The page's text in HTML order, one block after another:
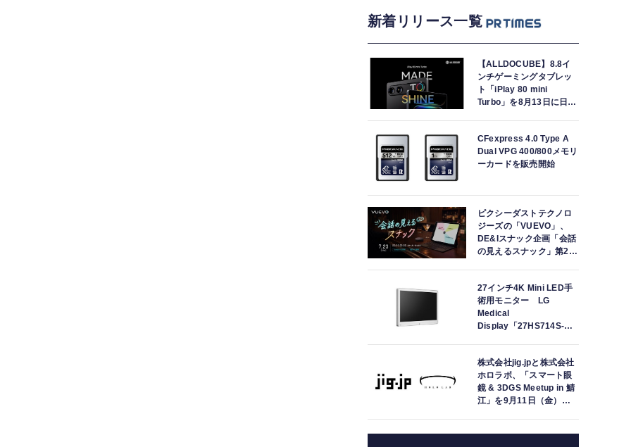
新着リリース一覧
【ALLDOCUBE】8.8イ
ンチゲーミングタブレッ
ト「iPlay 80 mini
Turbo」を8月13日に日本
CFexpress 4.0 Type A
Dual VPG 400/800メモリ
ーカードを販売開始
ピクシーダストテクノロ
ジーズの「VUEVO」、
DE&Iスナック企画「会話
の見えるスナック」第2回
クに戻れた」
27インチ4K Mini LED手
術用モニター LG
Medical
Display「27HS714S-
株式会社jig.jpと株式会社
ホロラボ、「スマート眼
鏡 & 3DGS Meetup in 鯖
江」を9月11日（金）に